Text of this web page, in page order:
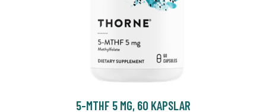
5-MTHF 5 MG, 60 KAPSLAR